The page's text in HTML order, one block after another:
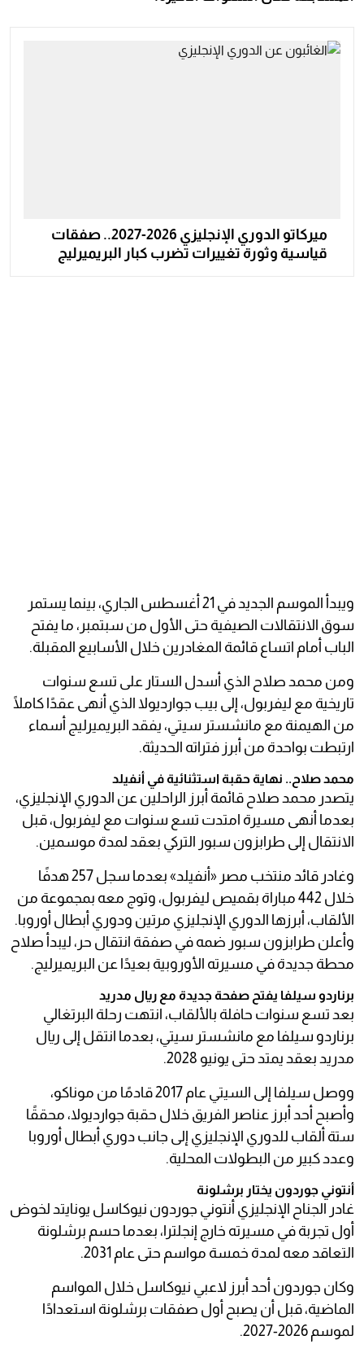
ميركاتو الدوري الإنجليزي 2026-2027.. صفقات
قياسية وثورة تغييرات تضرب كبار البريميرليج
ويبدأ الموسم الجديد في 21 أغسطس الجاري، بينما يستمر
سوق الانتقالات الصيفية حتى الأول من سبتمبر، ما يفتح
الباب أمام اتساع قائمة المغادرين خلال الأسابيع المقبلة.
ومن محمد صلاح الذي أسدل الستار على تسع سنوات
تاريخية مع ليفربول، إلى بيب جوارديولا الذي أنهى عقدًا كاملًا
من الهيمنة مع مانشستر سيتي، يفقد البريميرليج أسماء
ارتبطت بواحدة من أبرز فتراته الحديثة.
محمد صلاح.. نهاية حقبة استثنائية في أنفيلد
يتصدر محمد صلاح قائمة أبرز الراحلين عن الدوري الإنجليزي،
بعدما أنهى مسيرة امتدت تسع سنوات مع ليفربول، قبل
الانتقال إلى طرابزون سبور التركي بعقد لمدة موسمين.
وغادر قائد منتخب مصر «أنفيلد» بعدما سجل 257 هدفًا
خلال 442 مباراة بقميص ليفربول، وتوج معه بمجموعة من
الألقاب، أبرزها الدوري الإنجليزي مرتين ودوري أبطال أوروبا.
وأعلن طرابزون سبور ضمه في صفقة انتقال حر، ليبدأ صلاح
محطة جديدة في مسيرته الأوروبية بعيدًا عن البريميرليج.
برناردو سيلفا يفتح صفحة جديدة مع ريال مدريد
بعد تسع سنوات حافلة بالألقاب، انتهت رحلة البرتغالي
برناردو سيلفا مع مانشستر سيتي، بعدما انتقل إلى ريال
مدريد بعقد يمتد حتى يونيو 2028.
ووصل سيلفا إلى السيتي عام 2017 قادمًا من موناكو،
وأصبح أحد أبرز عناصر الفريق خلال حقبة جوارديولا، محققًا
ستة ألقاب للدوري الإنجليزي إلى جانب دوري أبطال أوروبا
وعدد كبير من البطولات المحلية.
أنتوني جوردون يختار برشلونة
غادر الجناح الإنجليزي أنتوني جوردون نيوكاسل يونايتد لخوض
أول تجربة في مسيرته خارج إنجلترا، بعدما حسم برشلونة
التعاقد معه لمدة خمسة مواسم حتى عام 2031.
وكان جوردون أحد أبرز لاعبي نيوكاسل خلال المواسم
الماضية، قبل أن يصبح أول صفقات برشلونة استعدادًا
لموسم 2026-2027.